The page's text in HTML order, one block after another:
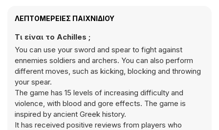
ΛΕΠΤΟΜΈΡΕΙΕΣ ΠΑΙΧΝΙΔΙΟΎ
Τι είναι το Achilles ;
You can use your sword and spear to fight against
ennemies soldiers and archers. You can also perform
different moves, such as kicking, blocking and throwing
your spear.
The game has 15 levels of increasing difficulty and
violence, with blood and gore effects. The game is
inspired by ancient Greek history.
It has received positive reviews from players who